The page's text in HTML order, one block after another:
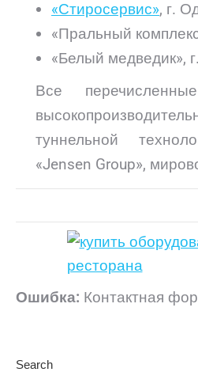
«Стиросервис», г.
«Пральный
«Белый медведик»,
Все
туннельной
«Jensen Group»,
Ошибка: Контактная
Search